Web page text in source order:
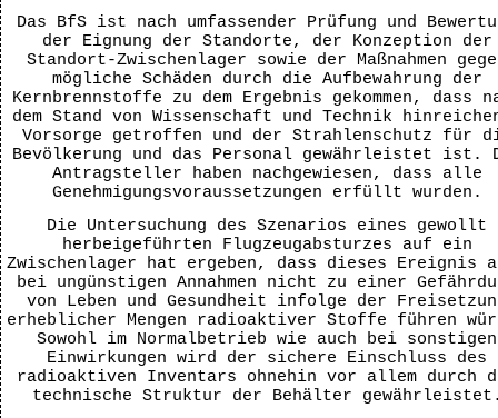
Das BfS ist nach umfassender Prüfung und
der Eignung der Standorte, der Konzeption der
Standort-Zwischenlager sowie der Maßnahmen
mögliche Schäden durch die Aufbewahrung der
Kernbrennstoffe zu dem Ergebnis gekommen, dass
dem Stand von Wissenschaft und Technik
Vorsorge getroffen und der Strahlenschutz für
Bevölkerung und das Personal gewährleistet ist.
Antragsteller haben nachgewiesen, dass alle
Genehmigungsvoraussetzungen erfüllt wurden.
Die Untersuchung des Szenarios eines gewollt
herbeigeführten Flugzeugabsturzes auf ein
Zwischenlager hat ergeben, dass dieses Ereignis
bei ungünstigen Annahmen nicht zu einer
von Leben und Gesundheit infolge der
erheblicher Mengen radioaktiver Stoffe führen
Sowohl im Normalbetrieb wie auch bei sonstigen
Einwirkungen wird der sichere Einschluss des
radioaktiven Inventars ohnehin vor allem durch
technische Struktur der Behälter